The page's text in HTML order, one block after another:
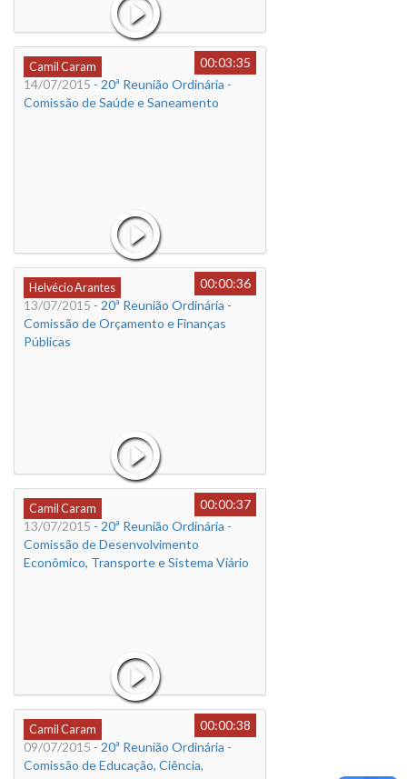
Camil Caram
00:03:35
14/07/2015 - 20ª Reunião Ordinária -
Comissão de Saúde e Saneamento
Helvécio Arantes
00:00:36
13/07/2015 - 20ª Reunião Ordinária -
Comissão de Orçamento e Finanças
Públicas
Camil Caram
00:00:37
13/07/2015 - 20ª Reunião Ordinária -
Comissão de Desenvolvimento
Econômico, Transporte e Sistema Viário
Camil Caram
00:00:38
09/07/2015 - 20ª Reunião Ordinária -
Comissão de Educação, Ciência,